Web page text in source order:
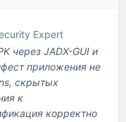
Expert
через JADX-GUI и
приложения не
скрытых
к
корректно